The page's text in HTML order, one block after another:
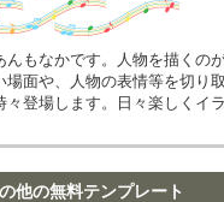
んもなかです。人物を描くの
場面や、人物の表情等を切り
々登場します。日々楽しくイ
他の無料テンプレート